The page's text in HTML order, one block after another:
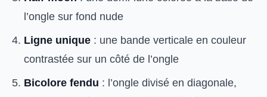
l’ongle sur fond nude
Ligne unique : une bande verticale en couleur
contrastée sur un côté de l’ongle
Bicolore fendu : l’ongle divisé en diagonale,